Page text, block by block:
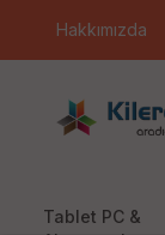
Hakkımızda
Tablet PC &